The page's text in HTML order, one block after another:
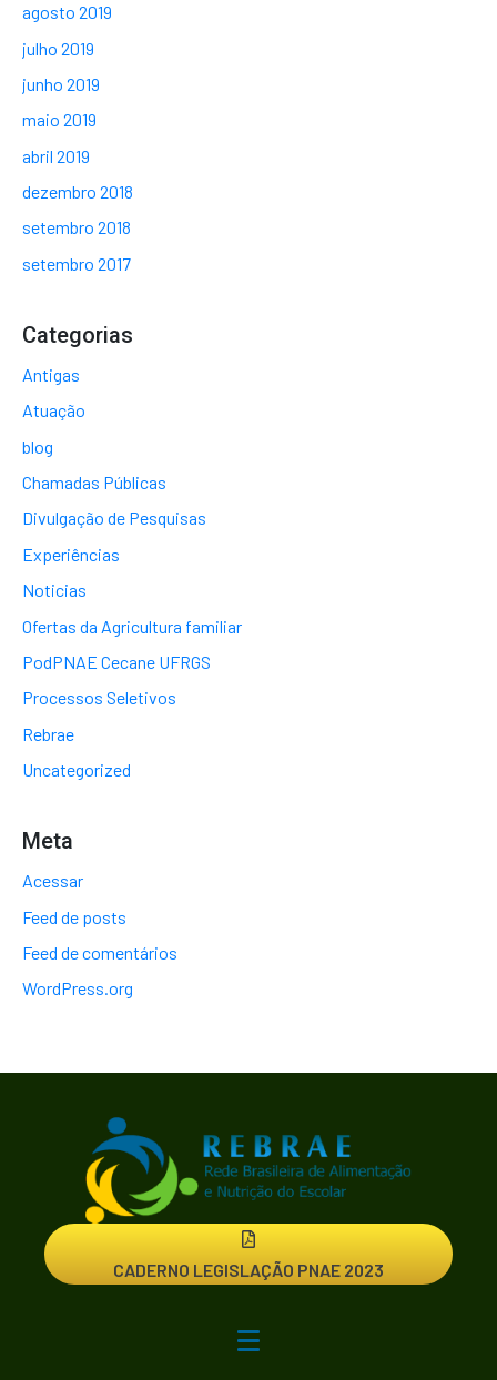
agosto 2019
julho 2019
junho 2019
maio 2019
abril 2019
dezembro 2018
setembro 2018
setembro 2017
Categorias
Antigas
Atuação
blog
Chamadas Públicas
Divulgação de Pesquisas
Experiências
Noticias
Ofertas da Agricultura familiar
PodPNAE Cecane UFRGS
Processos Seletivos
Rebrae
Uncategorized
Meta
Acessar
Feed de posts
Feed de comentários
WordPress.org
CADERNO LEGISLAÇÃO PNAE 2023